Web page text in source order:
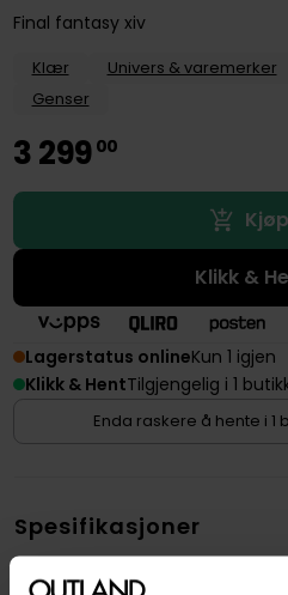
Final fantasy xiv
Klær Univers & varemerker
Genser
3299 00
Kjøp
Klikk &
Lagerstatus onlineKun 1 igjen
Klikk & HentTilgjengelig i 1
Enda raskere å hente i 1
Spesifikasjoner
Varenummer